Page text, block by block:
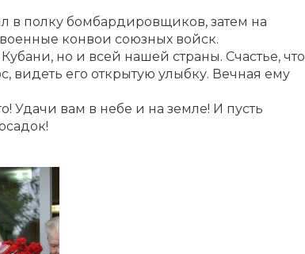
полку бомбардировщиков, затем на
конвои союзных войск.
но и всей нашей страны. Счастье, что
видеть его открытую улыбку. Вечная ему
Удачи вам в небе и на земле! И пусть